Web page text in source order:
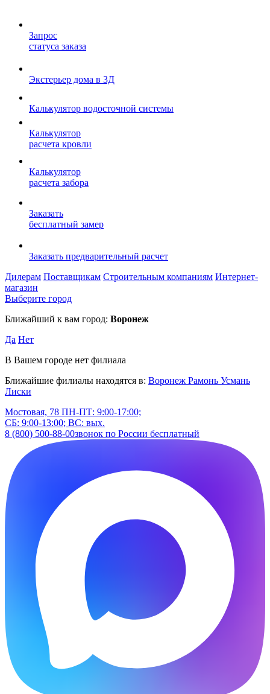
Запрос
статуса заказа
Экстерьер дома в 3Д
Калькулятор водосточной системы
Калькулятор
расчета кровли
Калькулятор
расчета забора
Заказать
бесплатный замер
Заказать предварительный расчет
Дилерам Поставщикам Строительным компаниям Интернет-
магазин
Выберите город
Ближайший к вам город: Воронеж
Да Нет
В Вашем городе нет филиала
Ближайшие филиалы находятся в: Воронеж Рамонь Усмань
Лиски
Мостовая, 78 ПН-ПТ: 9:00-17:00;
СБ: 9:00-13:00; ВС: вых.
8 (800) 500-88-00звонок по России бесплатный